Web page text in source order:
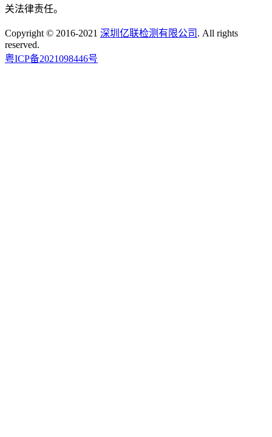
关法律责任。
Copyright © 2016-2021 深圳亿联检测有限公司 . All rights
reserved.
粤ICP备2021098446号